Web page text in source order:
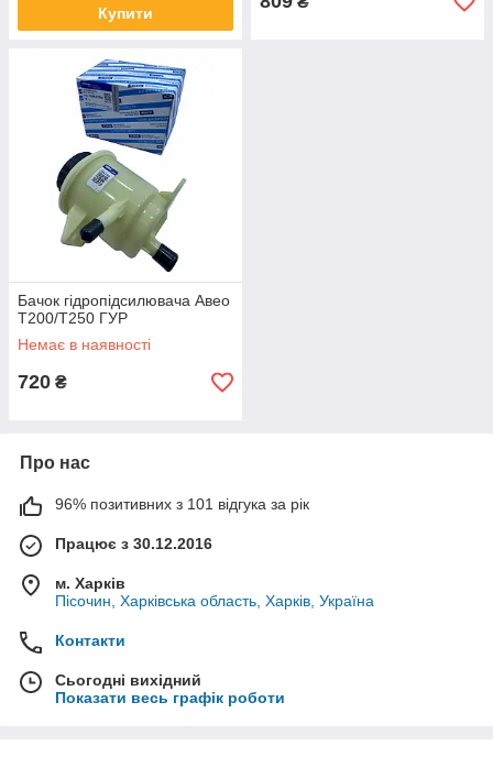
Купити
Бачок гідропідсилювача Авео
Т200/Т250 ГУР
Немає в наявності
720 ₴
Про нас
96% позитивних з 101 відгука за рік
Працює з 30.12.2016
м. Харків
Пісочин, Харківська область, Харків, Україна
Контакти
Сьогодні вихідний
Показати весь графік роботи